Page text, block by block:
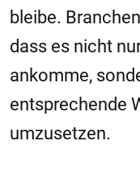
bleibe.
dass es nicht
ankomme,
entsprechende
umzusetzen.